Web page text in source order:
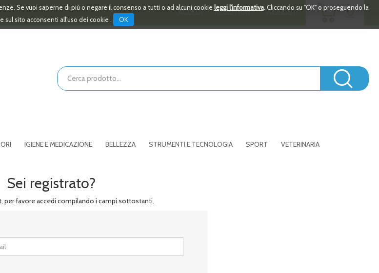
Se vuoi saperne di più o negare il consenso a tutti o ad alcuni cookie leggi l'informativa. Cliccando su "OK" o proseguendo la
sul sito acconsenti all'uso dei cookie .
OK
ACCEDI REGISTRATI WISHLIST 0
ARTICOLI
Cerca
Prodotto
IGIENE E MEDICAZIONE BELLEZZA STRUMENTI E TECNOLOGIA SPORT VETERINARIA
Sei registrato?
per favore accedi compilando i campi sottostanti.